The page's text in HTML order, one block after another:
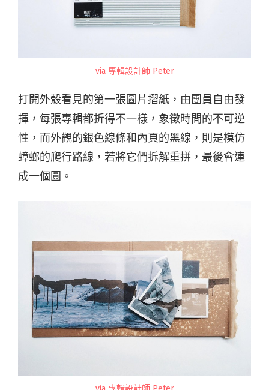
via 專輯設計師 Peter
打開外殼看見的第一張圖片摺紙，由團員自由發
揮，每張專輯都折得不一樣，象徵時間的不可逆
性，而外觀的銀色線條和內頁的黑線，則是模仿
蟑螂的爬行路線，若將它們拆解重拼，最後會連
成一個圓。